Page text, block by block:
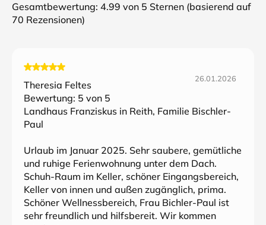
Gesamtbewertung: 4.99 von 5 Sternen (basierend auf
70 Rezensionen)
Theresia Feltes
26.01.2026
Bewertung: 5 von 5
Landhaus Franziskus in Reith, Familie Bischler-
Paul
Urlaub im Januar 2025. Sehr saubere, gemütliche
und ruhige Ferienwohnung unter dem Dach.
Schuh-Raum im Keller, schöner Eingangsbereich,
Keller von innen und außen zugänglich, prima.
Schöner Wellnessbereich, Frau Bichler-Paul ist
sehr freundlich und hilfsbereit. Wir kommen